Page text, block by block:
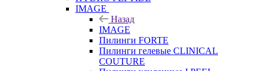
IMAGE
Назад
IMAGE
Пилинги FORTE
Пилинги гелевые CLINICAL
COUTURE